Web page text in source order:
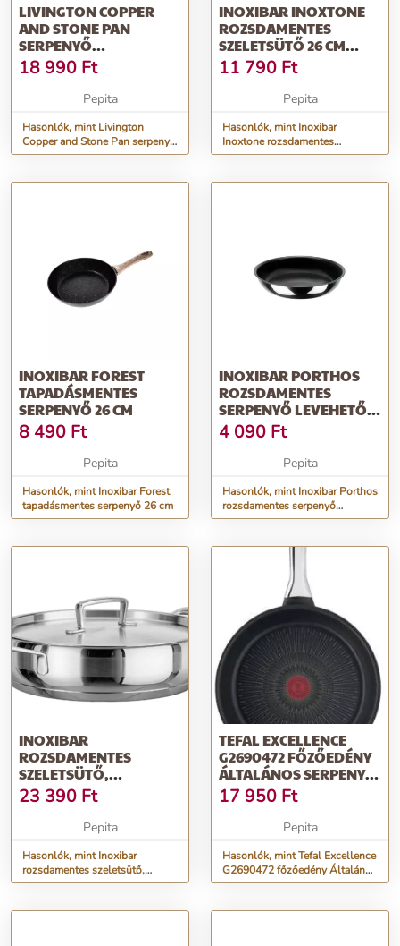
LIVINGTON COPPER
AND STONE PAN
SERPENYŐ
TAPADÁSMENTES
BEVONATTAL...
18 990 Ft
Pepita
Hasonlók, mint Livington
Copper and Stone Pan serpenyő
tapadásmentes bevonattal...
INOXIBAR INOXTONE
ROZSDAMENTES
SZELETSÜTŐ 26 CM
ROZSDAMENTES ACÉ...
11 790 Ft
Pepita
Hasonlók, mint Inoxibar
Inoxtone rozsdamentes
szeletsütő 26 cm rozsdamentes
INOXIBAR FOREST
TAPADÁSMENTES
SERPENYŐ 26 CM
8 490 Ft
Pepita
Hasonlók, mint Inoxibar Forest
tapadásmentes serpenyő 26 cm
INOXIBAR PORTHOS
ROZSDAMENTES
SERPENYŐ LEVEHETŐ
NYÉLLEL (KÜLÖN V...
4 090 Ft
Pepita
Hasonlók, mint Inoxibar Porthos
rozsdamentes serpenyő
levehető nyéllel (külön v...
INOXIBAR
ROZSDAMENTES
SZELETSÜTŐ,
SERPENYŐ, 28 X 7 CM,
18/10 ROZS...
23 390 Ft
Pepita
Hasonlók, mint Inoxibar
rozsdamentes szeletsütő,
serpenyő, 28 x 7 cm, 18/10
TEFAL EXCELLENCE
G2690472 FŐZŐEDÉNY
ÁLTALÁNOS SERPENYŐ
KÖR
17 950 Ft
Pepita
Hasonlók, mint Tefal Excellence
G2690472 főzőedény Általános
serpenyő Kör